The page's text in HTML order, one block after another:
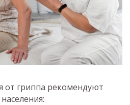
от гриппа рекомендуют